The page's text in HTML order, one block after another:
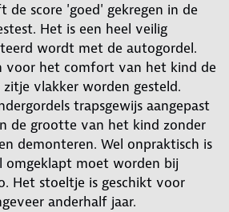
de score 'goed' gekregen in de
Het is een heel veilig
wordt met de autogordel.
voor het comfort van het kind de
vlakker worden gesteld.
trapsgewijs aangepast
de grootte van het kind zonder
demonteren. Wel onpraktisch is
omgeklapt moet worden bij
Het stoeltje is geschikt voor
anderhalf jaar.